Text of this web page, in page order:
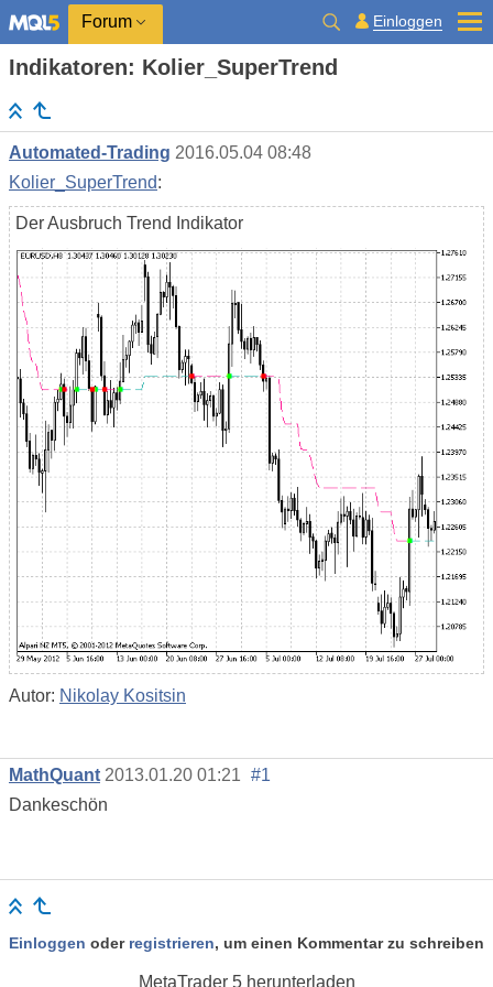
Forum Einloggen
Indikatoren: Kolier_SuperTrend
Automated-Trading 2016.05.04 08:48
Kolier_SuperTrend:
Der Ausbruch Trend Indikator
Autor: Nikolay Kositsin
MathQuant 2013.01.20 01:21 #1
Dankeschön
Einloggen oder registrieren, um einen Kommentar zu schreiben
MetaTrader 5herunterladen